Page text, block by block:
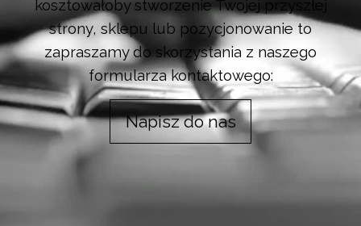
kosztowałoby stworzenie Twojej przyszłej
strony, sklepu lub pozycjonowanie to
zapraszamy do skorzystania z naszego
formularza kontaktowego:
Napisz do nas